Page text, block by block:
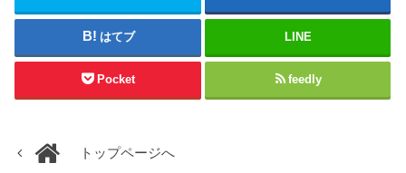
はてブ LINE
Pocket feedly
トップページへ